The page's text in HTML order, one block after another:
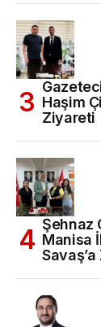
Haşim
Ziyareti
Şehnaz
Manisa